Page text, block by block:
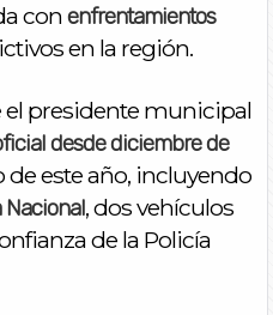
con enfrentamientos
en la región.
el presidente municipal
desde diciembre de
de este año, incluyendo
Nacional, dos vehículos
de la Policía